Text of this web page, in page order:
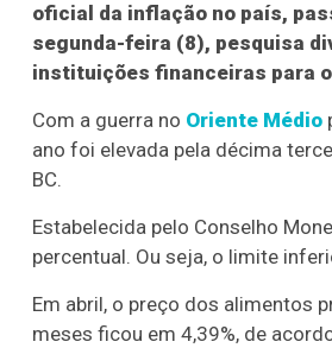
oficial da inflação no país,
segunda-feira (8), pesquisa
instituições financeiras para
Com a guerra no Oriente Médio
ano foi elevada pela décima
BC.
Estabelecida pelo Conselho
percentual. Ou seja, o limite
Em abril, o preço dos alimentos
meses ficou em 4,39%, de